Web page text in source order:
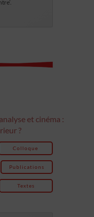
et cinéma :
?
Colloque
Publications
Textes